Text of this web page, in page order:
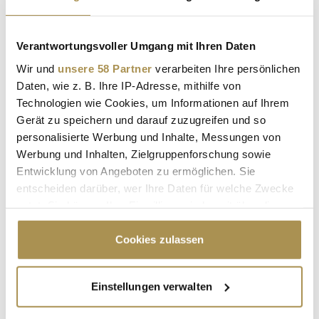
Verantwortungsvoller Umgang mit Ihren Daten
Wir und unsere 58 Partner verarbeiten Ihre persönlichen
Daten, wie z. B. Ihre IP-Adresse, mithilfe von
Technologien wie Cookies, um Informationen auf Ihrem
Gerät zu speichern und darauf zuzugreifen und so
personalisierte Werbung und Inhalte, Messungen von
Werbung und Inhalten, Zielgruppenforschung sowie
Entwicklung von Angeboten zu ermöglichen. Sie
entscheiden darüber, wer Ihre Daten für welche Zwecke
Cookie-Erklärung oder durch Klicken auf das Privacy
Trigger Symbol ändern oder widerrufen
Informationen über Ihre geografische Lage
erfassen, welche bis auf einige Meter genau sein
Cookies zulassen
Einstellungen verwalten
* Pflichtfelder.
LAUTSCHALTEN